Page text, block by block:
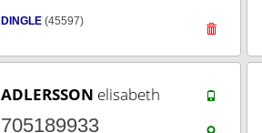
DINGLE (45597)
ADLERSSON elisabeth
705189933